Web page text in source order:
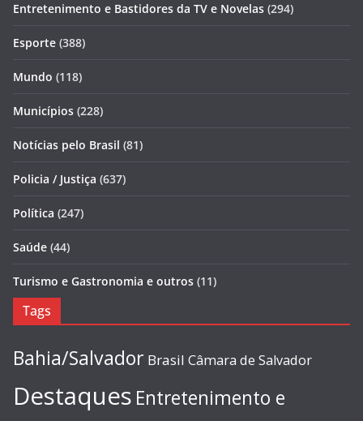
Entretenimento e Bastidores da TV e Novelas (294)
Esporte (388)
Mundo (118)
Municípios (228)
Notícias pelo Brasil (81)
Policia / Justiça (637)
Política (247)
Saúde (44)
Turismo e Gastronomia e outros (11)
Tags
Bahia/Salvador Brasil Câmara de Salvador
Destaques Entretenimento e